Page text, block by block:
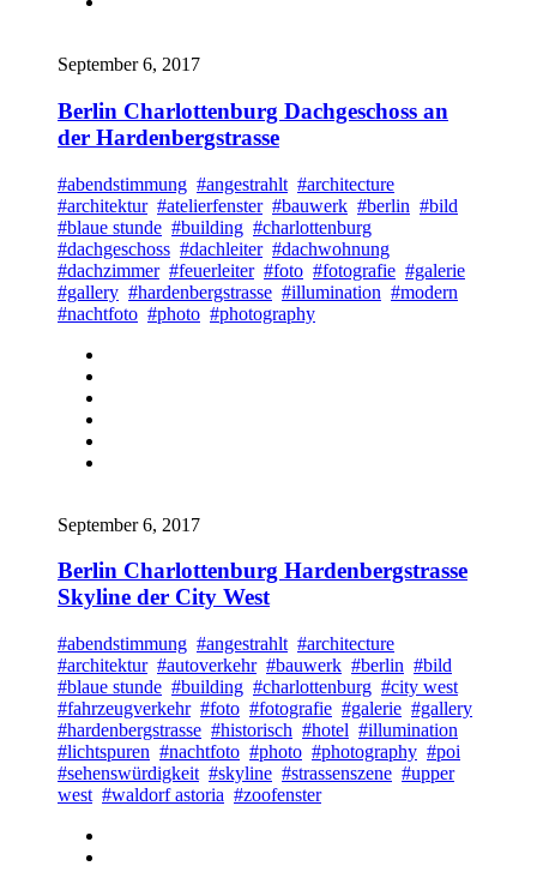
September 6, 2017
Berlin Charlottenburg Dachgeschoss an
der Hardenbergstrasse
#abendstimmung #angestrahlt #architecture
#architektur #atelierfenster #bauwerk #berlin #bild
#blaue stunde #building #charlottenburg
#dachgeschoss #dachleiter #dachwohnung
#dachzimmer #feuerleiter #foto #fotografie #galerie
#gallery #hardenbergstrasse #illumination #modern
#nachtfoto #photo #photography
September 6, 2017
Berlin Charlottenburg Hardenbergstrasse
Skyline der City West
#abendstimmung #angestrahlt #architecture
#architektur #autoverkehr #bauwerk #berlin #bild
#blaue stunde #building #charlottenburg #city west
#fahrzeugverkehr #foto #fotografie #galerie #gallery
#hardenbergstrasse #historisch #hotel #illumination
#lichtspuren #nachtfoto #photo #photography #poi
#sehenswürdigkeit #skyline #strassenszene #upper
west #waldorf astoria #zoofenster